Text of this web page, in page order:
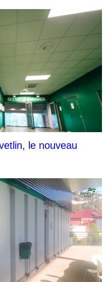
le nouveau